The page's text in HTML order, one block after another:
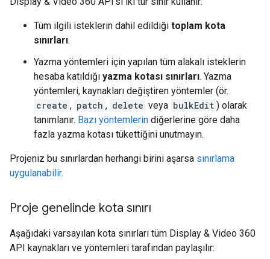
Tüm ilgili isteklerin dahil edildiği toplam kota
sınırları.
Yazma yöntemleri için yapılan tüm alakalı isteklerin
hesaba katıldığı yazma kotası sınırları. Yazma
yöntemleri, kaynakları değiştiren yöntemler (ör.
create , patch , delete veya bulkEdit ) olarak
tanımlanır. Bazı yöntemlerin diğerlerine göre daha
fazla yazma kotası tükettiğini unutmayın.
Projeniz bu sınırlardan herhangi birini aşarsa sınırlama
uygulanabilir.
Proje genelinde kota sınırı
Aşağıdaki varsayılan kota sınırları tüm Display & Video 360
API kaynakları ve yöntemleri tarafından paylaşılır: